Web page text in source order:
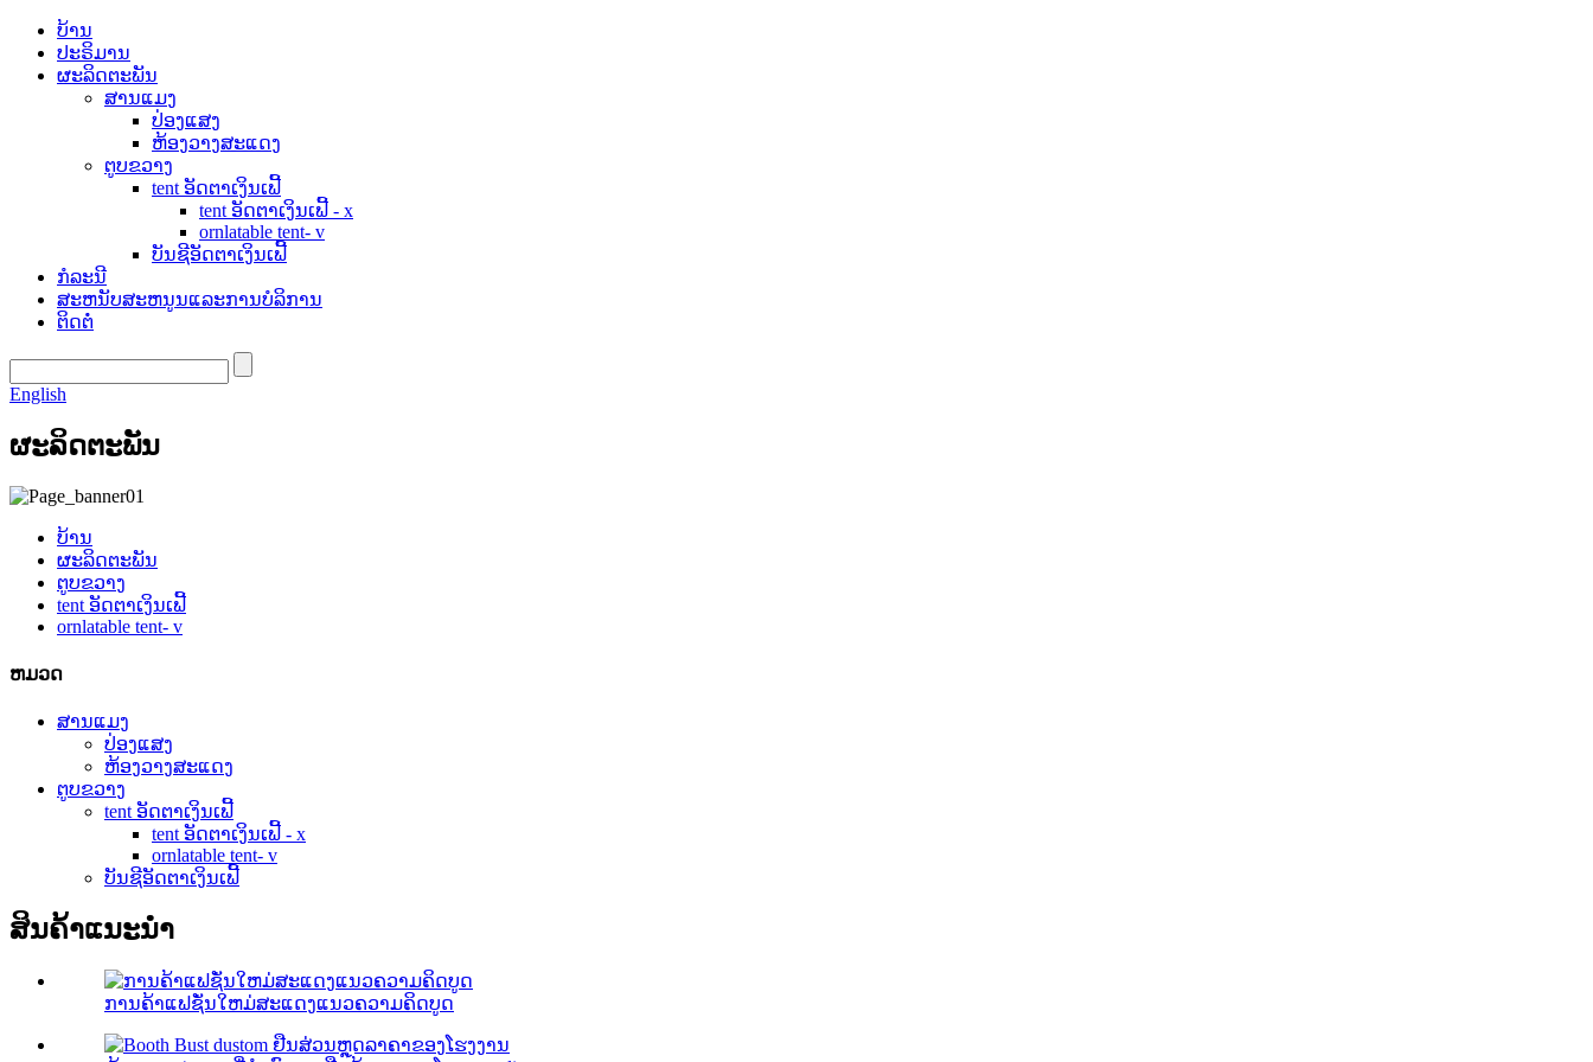
ບ້ານ
ປະຣິມານ
ຜະລິດຕະພັນ
ສານແມງ
ປ່ອງແສງ
ຫ້ອງວາງສະແດງ
ຕູບຂວາງ
tent ອັດຕາເງິນເຟີ້
tent ອັດຕາເງິນເຟີ້ - x
ornlatable tent- v
ບັນຊີອັດຕາເງິນເຟີ້
ກໍລະນີ
ສະຫນັບສະຫນູນແລະການບໍລິການ
ຕິດຕໍ່
English
ຜະລິດຕະພັນ
ບ້ານ
ຜະລິດຕະພັນ
ຕູບຂວາງ
tent ອັດຕາເງິນເຟີ້
ornlatable tent- v
ຫມວດ
ສານແມງ
ປ່ອງແສງ
ຫ້ອງວາງສະແດງ
ຕູບຂວາງ
tent ອັດຕາເງິນເຟີ້
tent ອັດຕາເງິນເຟີ້ - x
ornlatable tent- v
ບັນຊີອັດຕາເງິນເຟີ້
ສິນຄ້າແນະນໍາ
ການຄ້າແຟຊັ່ນໃຫມ່ສະແດງແນວຄວາມຄິດບູດ